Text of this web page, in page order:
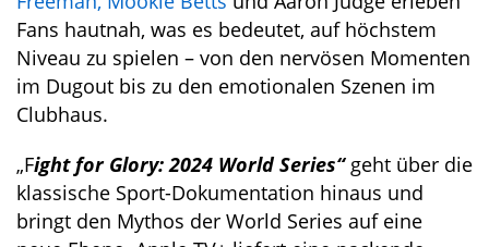
Fans hautnah, was es bedeutet, auf höchstem
Niveau zu spielen – von den nervösen Momenten
im Dugout bis zu den emotionalen Szenen im
Clubhaus.
„Fight for Glory: 2024 World Series“geht über die
klassische Sport-Dokumentation hinaus und
bringt den Mythos der World Series auf eine